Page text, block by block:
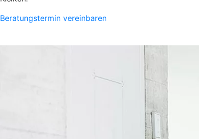
Beratungstermin vereinbaren